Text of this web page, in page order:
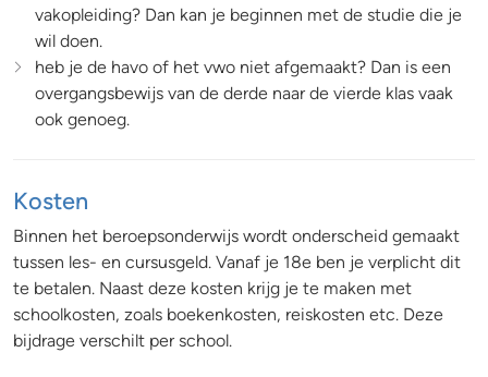
vakopleiding? Dan kan je beginnen met de studie die je
wil doen.
heb je de havo of het vwo niet afgemaakt? Dan is een
overgangsbewijs van de derde naar de vierde klas vaak
ook genoeg.
Kosten
Binnen het beroepsonderwijs wordt onderscheid gemaakt
tussen les- en cursusgeld. Vanaf je 18e ben je verplicht dit
te betalen. Naast deze kosten krijg je te maken met
schoolkosten, zoals boekenkosten, reiskosten etc. Deze
bijdrage verschilt per school.